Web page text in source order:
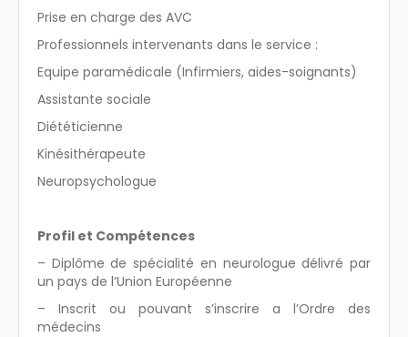
Prise en charge des AVC
Professionnels intervenants dans le service :
Equipe paramédicale (Infirmiers, aides-soignants)
Assistante sociale
Diététicienne
Kinésithérapeute
Neuropsychologue
Profil et Compétences
– Diplôme de spécialité en neurologue délivré par
un pays de l’Union Européenne
– Inscrit ou pouvant s’inscrire a l’Ordre des
médecins